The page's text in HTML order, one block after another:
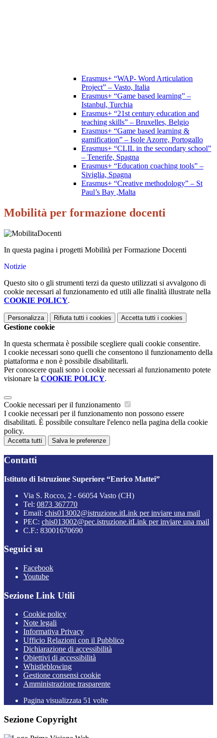
Erasmus+ “WAP- Word Articulation
Project” – Vasto, Italia
Erasmus+ “Game based learning” –
Istanbul, Turchia
Erasmus+ “21st century education and
teaching skills” – Bruxelles, Belgio
Erasmus+ “Game based learning &
gamification” – Isole Azorre, Portogallo
Erasmus+ “CLIL in the secondary school”
– Tenerife, Spagna
Erasmus+ “Education coaching tools” –
Siviglia, Spagna
Erasmus+ “Creative methodology” – St
Paul’s Bay ,Malta
Mobilità per formazione docenti
In questa pagina i progetti Mobilità per Formazione Docenti
Notizie
Questo sito o gli strumenti terzi da questo utilizzati si avvalgono di
cookie necessari al funzionamento ed utili alle finalità illustrate nella
COOKIE POLICY.
Personalizza Rifiuta tutti i cookies Accetta tutti i cookies
Gestione cookie
In questa schermata è possibile scegliere quali cookie consentire.
I cookie necessari sono quelli che consentono il funzionamento della
piattaforma e non è possibile disabilitarli.
Per conoscere quali sono i cookie necessari al funzionamento potete
visionare la COOKIE POLICY.
Cookie necessari per il funzionamento
I cookie necessari per il funzionamento non possono essere
disabilitati. È possibile consultare l'elenco nella pagina della cookie
policy.
Accetta tutti Salva le preferenze
Contatti
Istituto di Istruzione Superiore “Enrico Mattei”
Via S. Rocco, 2 - 66054 Vasto (CH)
Tel: 0873 367770
Email: chis013002@istruzione.itLink per inviare una mail
PEC: chis013002@pec.istruzione.itLink per inviare una mail
C.F.: 83001670690
Seguici su
Facebook
Youtube
Sezione Link Utili
Cookie policy
Note legali
Informativa Privacy
Ufficio Relazioni con il Pubblico
Dichiarazione di accessibilità
Obiettivi di accessibilità
Whistleblowing
Gestione consensi cookie
Amministrazione trasparente
Pagina visualizzata 51 volte
Sezione Copyright